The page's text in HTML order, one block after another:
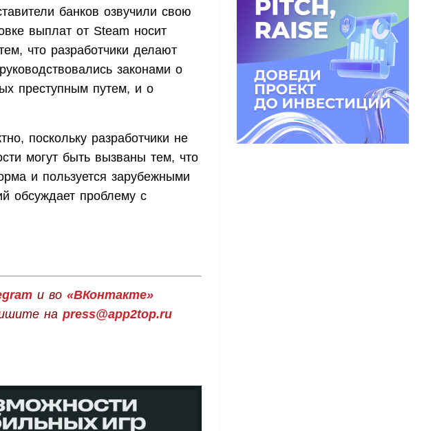
банков озвучили свою
выплат от Steam носит
что разработчики делают
законами о
преступным путем, и о
поскольку разработчики не
могут быть вызваны тем, что
и пользуется зарубежными
обсуждает проблему с
и во «ВКонтакте»
на press@app2top.ru